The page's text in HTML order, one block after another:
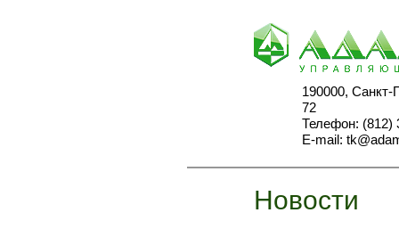
190000, Санкт-
72
Телефон: (812)
E-mail:
Новости